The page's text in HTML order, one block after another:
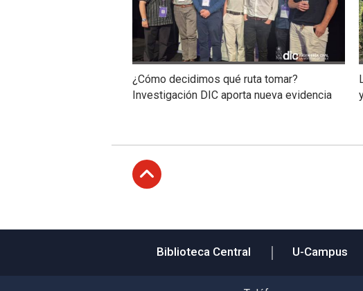
¿Cómo decidimos qué ruta tomar?
Investigación DIC aporta nueva evidencia
Biblioteca Central U-Campus